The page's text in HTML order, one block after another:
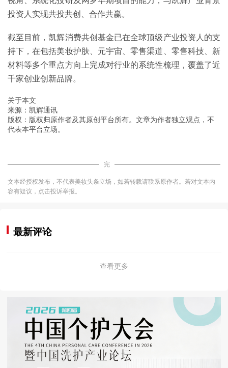
投资人实现共投共创、合作共赢。
截至目前，凯辉消费共创基金已在全球顶级产业投资人的支
持下，在包括美妆护肤、元宇宙、零售渠道、零售科技、新
材料等多个重点方向上完成对行业的系统性梳理，覆盖了近
千家创业创新品牌。
关于本文
来源：凯辉通讯
版权：版权归原作者及其原创平台所有。文章为作者独立观点，不
代表本平台立场。
完
文本经授权发布，不代表美妆头条立场，如若转载请联系原作者。若对文本内
容有疑议，点击投诉举报。
最新评论
查看更多